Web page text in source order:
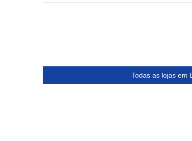
Todas as lojas em